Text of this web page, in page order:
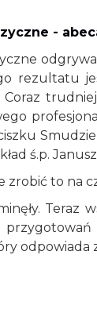
-
rezultatu
Coraz
ś.p.
zrobić to na
Teraz
odpowiada